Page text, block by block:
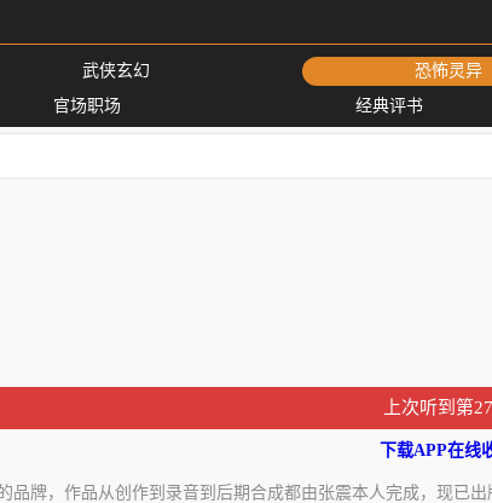
武侠玄幻 恐怖灵异
官场职场 经典评书
上次听到第
下载APP在线
品牌，作品从创作到录音到后期合成都由张震本人完成，现